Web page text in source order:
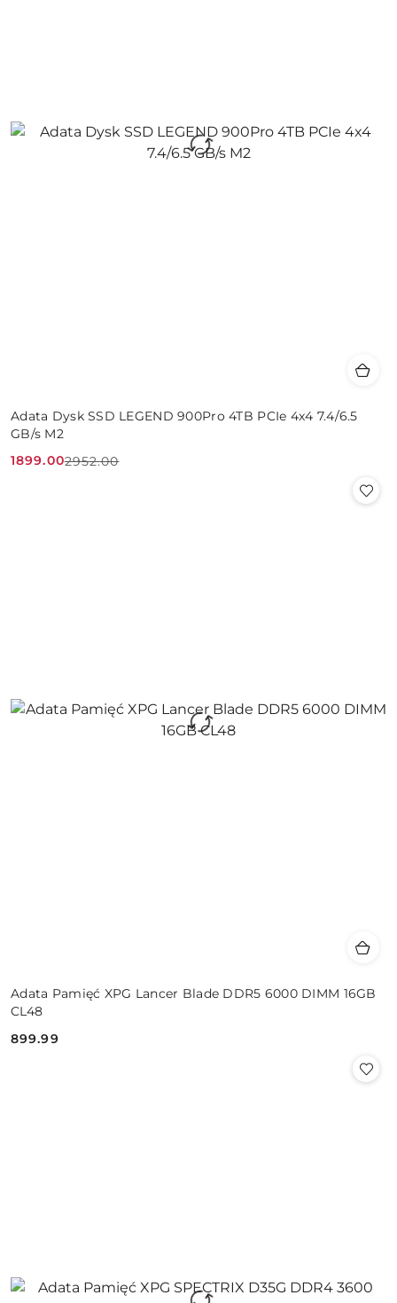
Adata Dysk SSD LEGEND 900Pro 4TB PCIe 4x4 7.4/6.5
GB/s M2
Cena
1899.00
Cena
2952.00
Adata Pamięć XPG Lancer Blade DDR5 6000 DIMM 16GB
CL48
Cena:
899.99